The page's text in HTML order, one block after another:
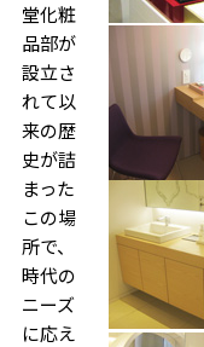
堂化粧
品部が
設立さ
れて以
来の歴
史が詰
まった
この場
所で、
時代の
ニーズ
に応え